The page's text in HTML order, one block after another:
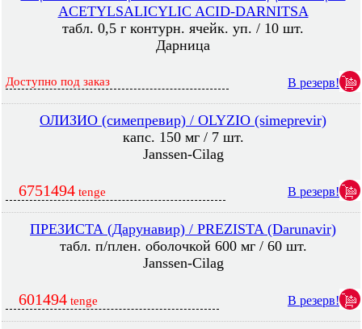
ACETYLSALICYLIC ACID-DARNITSA
табл. 0,5 г контурн. ячейк. уп. / 10 шт.
Дарница
Доступно под заказ В резерв!
ОЛИЗИО (симепревир) / OLYZIO (simeprevir)
капс. 150 мг / 7 шт.
Janssen-Cilag
6751494 tenge В резерв!
ПРЕЗИСТА (Дарунавир) / PREZISTA (Darunavir)
табл. п/плен. оболочкой 600 мг / 60 шт.
Janssen-Cilag
601494 tenge В резерв!